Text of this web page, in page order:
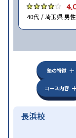
40代 / 埼玉県 男性
塾の特徴
コース内容
長浜校